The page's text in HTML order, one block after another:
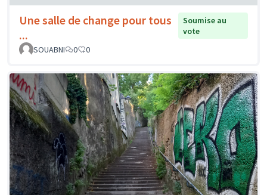
Une salle de change pour tous
...
Soumise au
vote
SOUABNI
0 0